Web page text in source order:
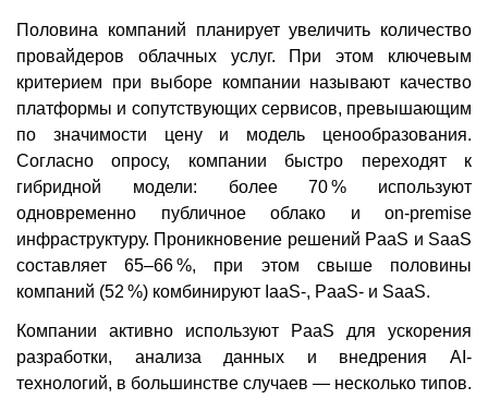
Половина компаний планирует увеличить количество
провайдеров облачных услуг. При этом ключевым
критерием при выборе компании называют качество
платформы и сопутствующих сервисов, превышающим
по значимости цену и модель ценообразования.
Согласно опросу, компании быстро переходят к
гибридной модели: более 70 % используют
одновременно публичное облако и on-premise
инфраструктуру. Проникновение решений PaaS и SaaS
составляет 65–66 %, при этом свыше половины
компаний (52 %) комбинируют IaaS-, PaaS- и SaaS.
Компании активно используют PaaS для ускорения
разработки, анализа данных и внедрения AI-
технологий, в большинстве случаев — несколько типов.